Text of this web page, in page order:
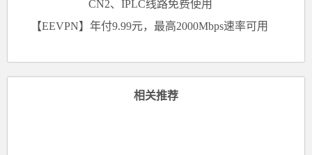
CN2、IPLC线路免费使用
【EEVPN】年付9.99元，最高2000Mbps速率可用
相关推荐